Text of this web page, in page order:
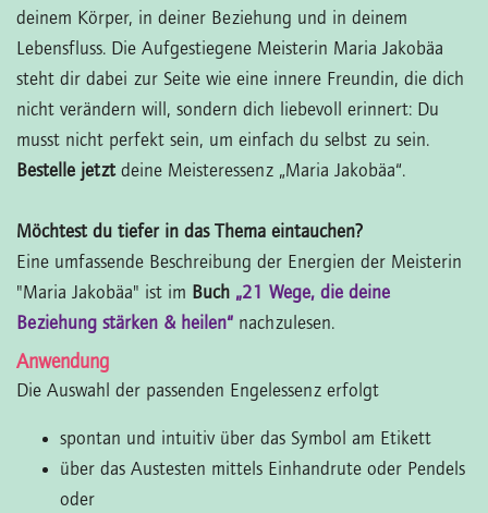
deinem Körper, in deiner Beziehung und in deinem
Lebensfluss. Die Aufgestiegene Meisterin Maria Jakobäa
steht dir dabei zur Seite wie eine innere Freundin, die dich
nicht verändern will, sondern dich liebevoll erinnert: Du
musst nicht perfekt sein, um einfach du selbst zu sein.
Bestelle jetzt deine Meisteressenz „Maria Jakobäa“.
Möchtest du tiefer in das Thema eintauchen?
Eine umfassende Beschreibung der Energien der Meisterin
"Maria Jakobäa" ist im Buch „21 Wege, die deine
Beziehung stärken & heilen“ nachzulesen.
Anwendung
Die Auswahl der passenden Engelessenz erfolgt
spontan und intuitiv über das Symbol am Etikett
über das Austesten mittels Einhandrute oder Pendels
oder